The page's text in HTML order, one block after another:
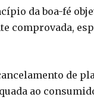
da boa-fé
comprovada,
de
ao